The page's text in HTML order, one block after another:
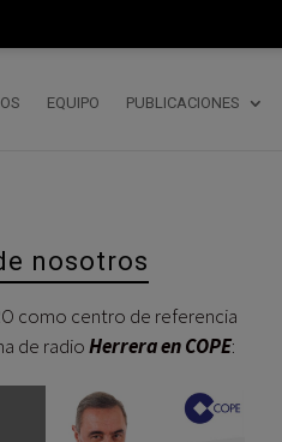
EQUIPO PUBLICACIONES
nosotros
como centro de referencia
de radioHerrera en COPE: